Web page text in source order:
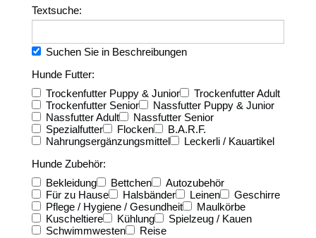
Textsuche:
Suchen Sie in Beschreibungen
Hunde Futter:
Trockenfutter Puppy & Junior
Trockenfutter Adult
Trockenfutter Senior
Nassfutter Puppy & Junior
Nassfutter Adult
Nassfutter Senior
Spezialfutter
Flocken
B.A.R.F.
Nahrungsergänzungsmittel
Leckerli / Kauartikel
Hunde Zubehör:
Bekleidung
Bettchen
Autozubehör
Für zu Hause
Halsbänder Leinen
Geschirre
Pflege / Hygiene / Gesundheit
Maulkörbe
Kuscheltiere
Kühlung
Spielzeug / Kauen
Schwimmwesten
Reise